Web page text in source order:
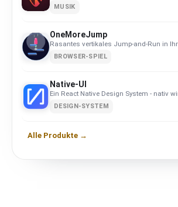
MUSIK
OneMoreJump
Rasantes vertikales Jump-and-Run in
BROWSER-SPIEL
Native-UI
Ein React Native Design System - nativ
DESIGN-SYSTEM
Alle Produkte →